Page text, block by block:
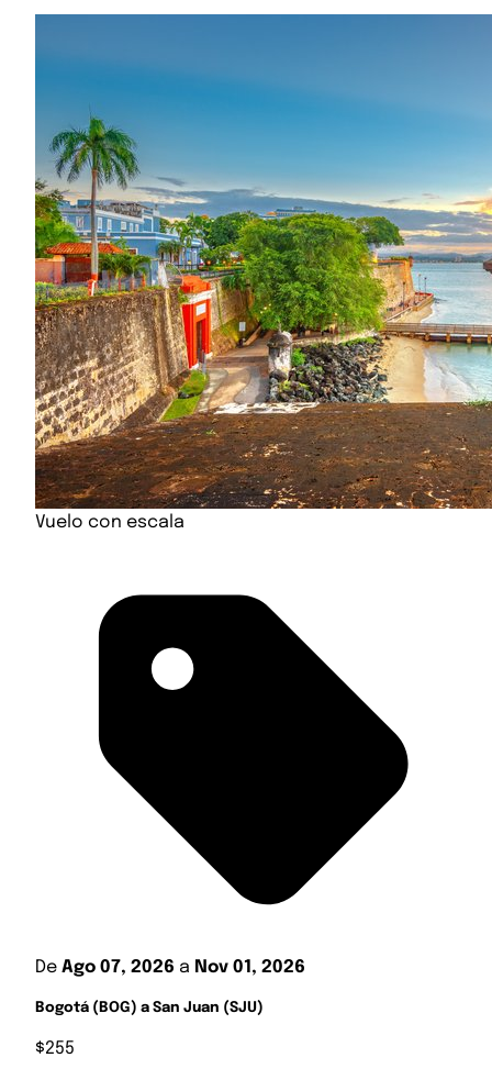
Vuelo con escala
De Ago 07, 2026 a Nov 01, 2026
Bogotá (BOG) a San Juan (SJU)
$255